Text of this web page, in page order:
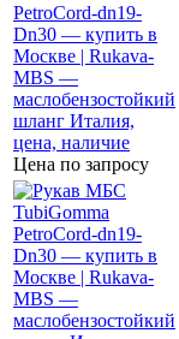
Цена по запросу